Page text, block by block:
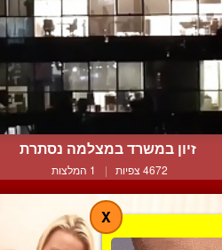
זיון במשרד במצלמה נסתרת
4672 צפיות | 1 המלצות
X